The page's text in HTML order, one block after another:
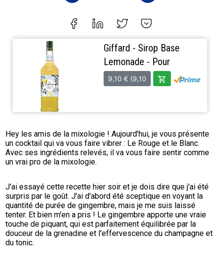
Hey les amis de la mixologie ! Aujourd'hui, je vous présente
un cocktail qui va vous faire vibrer : Le Rouge et le Blanc.
Avec ses ingrédients relevés, il va vous faire sentir comme
un vrai pro de la mixologie.
J'ai essayé cette recette hier soir et je dois dire que j'ai été
surpris par le goût. J'ai d'abord été sceptique en voyant la
quantité de purée de gingembre, mais je me suis laissé
tenter. Et bien m'en a pris ! Le gingembre apporte une vraie
touche de piquant, qui est parfaitement équilibrée par la
douceur de la grenadine et l'effervescence du champagne et
du tonic.